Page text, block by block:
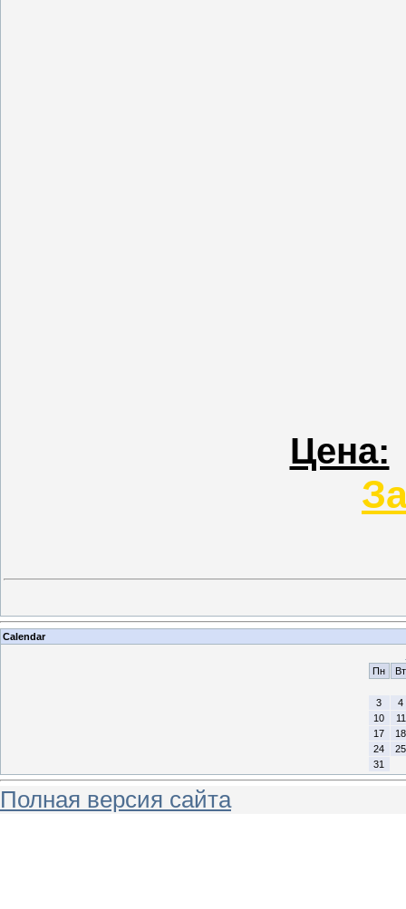
Цена:
Calendar
Пн
Вт
3
4
10
11
17
18
24
25
31
Полная версия сайта